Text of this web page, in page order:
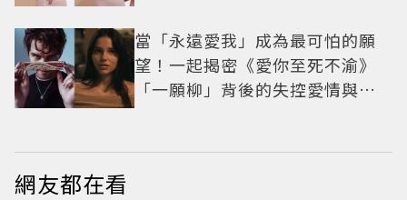
當「永遠愛我」成為最可怕的願
望！一起揭密《愛你至死不渝》
「一願柳」背後的失控愛情與爆
網友都在看